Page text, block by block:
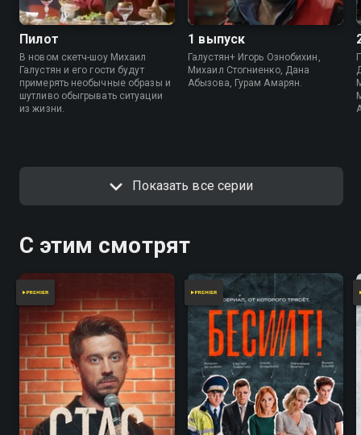
Пилот
В новом скетч-шоу Михаил
Галустян и его гости будут
примерять необычные образы и
шутливо обыгрывать ситуации
из жизни.
1 выпуск
Галустян+ Игорь Ознобихин,
Михаил Стогниенко, Дана
Абызова, Гурам Амарян.
Показать все серии
С этим смотрят